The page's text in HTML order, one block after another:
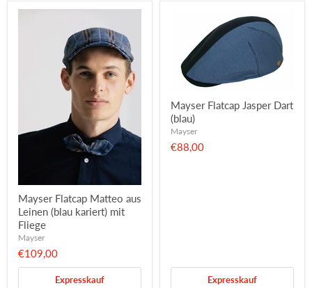
Mayser Flatcap Matteo aus
Leinen (blau kariert) mit
Fliege
Mayser
€109,00
Expresskauf
Mayser Flatcap Jasper Dart
(blau)
Mayser
€88,00
Expresskauf